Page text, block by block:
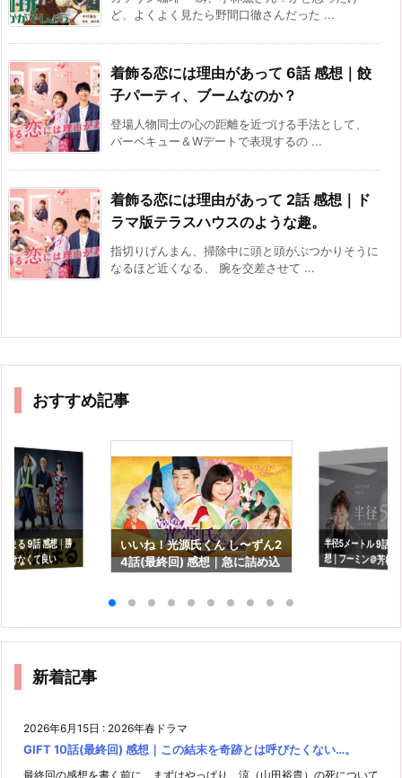
ど、よくよく見たら野間口徹さんだった ...
着飾る恋には理由があって 6話 感想｜餃
子パーティ、ブームなのか？
登場人物同士の心の距離を近づける手法として、
バーベキュー＆Wデートで表現するの ...
着飾る恋には理由があって 2話 感想｜ド
ラマ版テラスハウスのような趣。
指切りげんまん、掃除中に頭と頭がぶつかりそうに
なるほど近くなる、 腕を交差させて ...
おすすめ記事
まる 9話 感想｜勝
けなくて良い
いいね！光源氏くん し〜ずん2
4話(最終回) 感想｜急に詰め込
半径5メートル 9話(
想｜フーミン＠芳根
長を見守るドラマで
新着記事
2026年6月15日 : 2026年春ドラマ
GIFT 10話(最終回) 感想｜この結末を奇跡とは呼びたくない…。
最終回の感想を書く前に、まずはやっぱり、涼（山田裕貴）の死について